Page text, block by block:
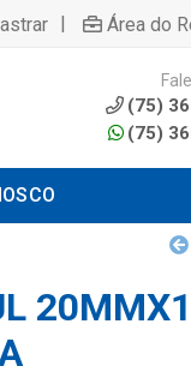
| Área do
(75)
(75)